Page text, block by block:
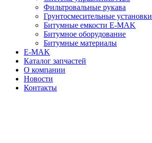
Фильтровальные рукава
Грунтосмесительные установки
Битумные емкости E-MAK
Битумное оборудование
Битумные материалы
E-MAK
Каталог запчастей
О компании
Новости
Контакты